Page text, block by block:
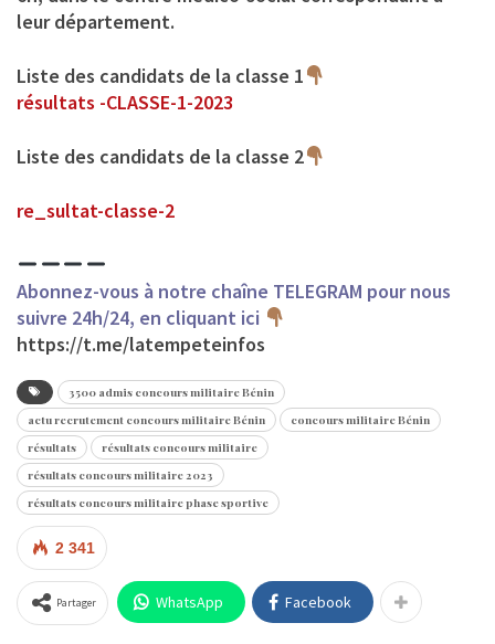
leur département.
Liste des candidats de la classe 1
résultats -CLASSE-1-2023
Liste des candidats de la classe 2
re_sultat-classe-2
Abonnez-vous à notre chaîne TELEGRAM pour nous
suivre 24h/24, en cliquant ici
https://t.me/latempeteinfos
3500 admis concours militaire Bénin
actu recrutement concours militaire Bénin
concours militaire Bénin
résultats
résultats concours militaire
résultats concours militaire 2023
résultats concours militaire phase sportive
2 341
Partager WhatsApp Facebook